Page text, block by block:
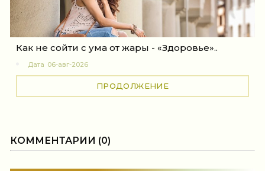
Как не сойти с ума от жары - «Здоровье»..
Дата 06-авг-2026
ПРОДОЛЖЕНИЕ
КОММЕНТАРИИ (0)